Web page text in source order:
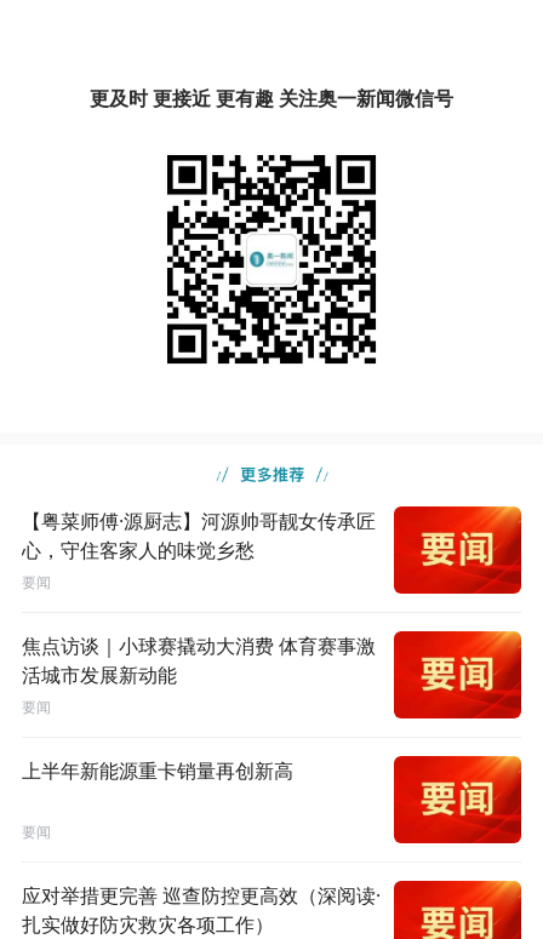
更及时 更接近 更有趣 关注奥一新闻微信号
【粤菜师傅·源厨志】河源帅哥靓女传承匠
心，守住客家人的味觉乡愁
要闻
焦点访谈｜小球赛撬动大消费 体育赛事激
活城市发展新动能
要闻
上半年新能源重卡销量再创新高
要闻
应对举措更完善 巡查防控更高效（深阅读·
扎实做好防灾救灾各项工作）